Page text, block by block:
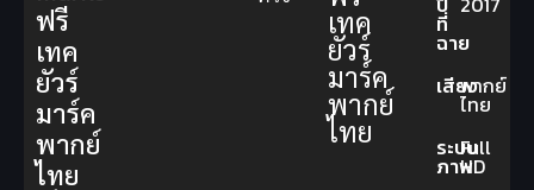
เทค
ยัวร์
มาร์ค
พากย์
ไทย
ที่
ฉาย
เสียงพากย์
ไทย
ระบบ
ภาพ
Full
HD
ฟรี
เทค
ยัวร์
มาร์ค
พากย์
ไทย